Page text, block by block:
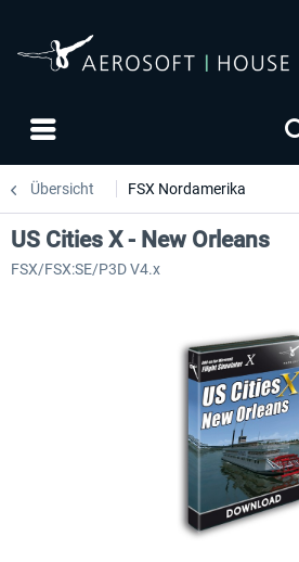
Übersicht FSX Nordamerika
US Cities X - New Orleans
FSX/FSX:SE/P3D V4.x